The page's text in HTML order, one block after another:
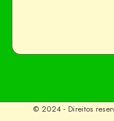
© 2024 - Direitos